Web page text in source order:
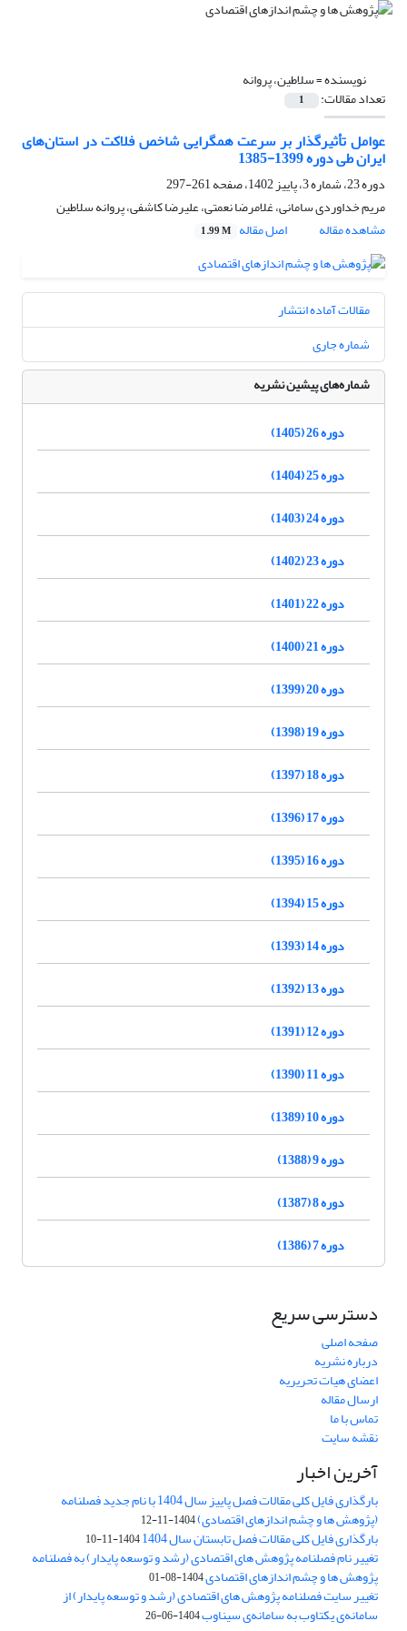
نویسنده =سلاطین، پروانه
تعداد مقالات: 1
عوامل تأثیرگذار بر سرعت همگرایی شاخص فلاکت در استان‌های
ایران طی دوره 1399-1385
دوره 23، شماره 3، پاییز 1402، صفحه
261-297
مریم خداوردی سامانی، غلامرضا نعمتی، علیرضا کاشفی، پروانه سلاطین
مشاهده مقاله
اصل مقاله 1.99 M
مقالات آماده انتشار
شماره جاری
شماره‌های پیشین نشریه
دوره 26 (1405)
دوره 25 (1404)
دوره 24 (1403)
دوره 23 (1402)
دوره 22 (1401)
دوره 21 (1400)
دوره 20 (1399)
دوره 19 (1398)
دوره 18 (1397)
دوره 17 (1396)
دوره 16 (1395)
دوره 15 (1394)
دوره 14 (1393)
دوره 13 (1392)
دوره 12 (1391)
دوره 11 (1390)
دوره 10 (1389)
دوره 9 (1388)
دوره 8 (1387)
دوره 7 (1386)
دسترسی سریع
صفحه اصلی
درباره نشریه
اعضای هیات تحریریه
ارسال مقاله
تماس با ما
نقشه سایت
آخرین اخبار
بارگذاری فایل کلی مقالات فصل پاییز سال 1404 با نام جدید فصلنامه
(پژوهش ها و چشم اندازهای اقتصادی)1404-11-12
بارگذاری فایل کلی مقالات فصل تابستان سال 1404 1404-11-10
تغییر نام فصلنامه پژوهش های اقتصادی (رشد و توسعه پایدار) به فصلنامه
پژوهش ها و چشم اندازهای اقتصادی1404-08-01
تغییر سایت فصلنامه پژوهش های اقتصادی (رشد و توسعه پایدار) از
سامانه‌ی یکتاوب به سامانه‌ی سیناوب1404-06-26